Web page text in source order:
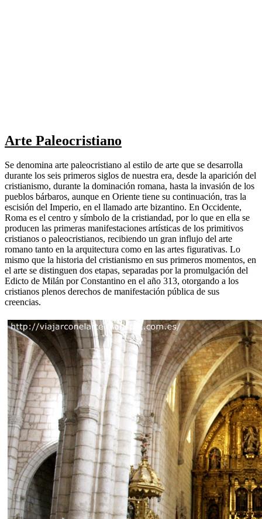
Arte Paleocristiano
Se denomina arte paleocristiano al estilo de arte que se desarrolla
durante los seis primeros siglos de nuestra era, desde la aparición del
cristianismo, durante la dominación romana, hasta la invasión de los
pueblos bárbaros, aunque en Oriente tiene su continuación, tras la
escisión del Imperio, en el llamado arte bizantino. En Occidente,
Roma es el centro y símbolo de la cristiandad, por lo que en ella se
producen las primeras manifestaciones artísticas de los primitivos
cristianos o paleocristianos, recibiendo un gran influjo del arte
romano tanto en la arquitectura como en las artes figurativas. Lo
mismo que la historia del cristianismo en sus primeros momentos, en
el arte se distinguen dos etapas, separadas por la promulgación del
Edicto de Milán por Constantino en el año 313, otorgando a los
cristianos plenos derechos de manifestación pública de sus
creencias.